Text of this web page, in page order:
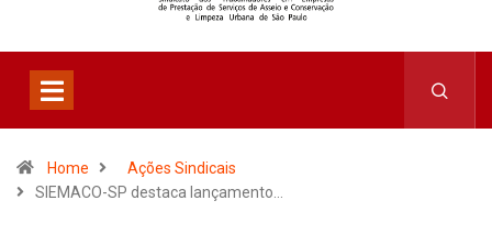
Home
Ações Sindicais
SIEMACO-SP destaca lançamento…